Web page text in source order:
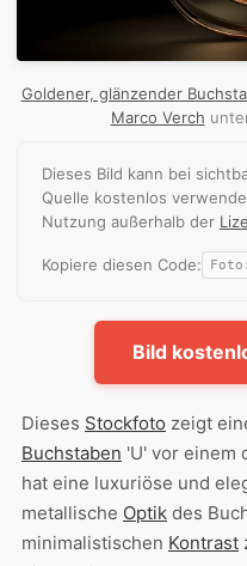
Goldener, glänzender
Marco Verch
Dieses Bild kann bei
Quelle kostenlos
Nutzung außerhalb der
Kopiere diesen Code:
Bild
Dieses Stockfoto zeigt
Buchstaben 'U' vor einem
hat eine luxuriöse und
metallische Optik des
minimalistischen Kontrast